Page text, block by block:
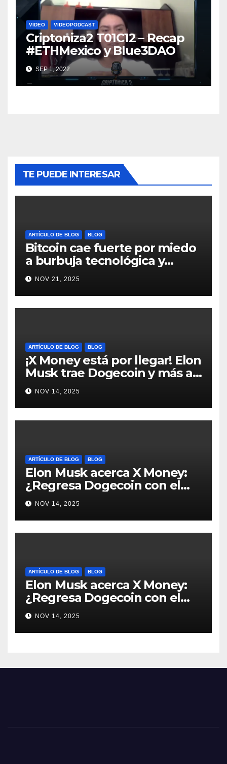
VIDEO VIDEOPODCAST
Criptoniza2 T01C12 – Recap
#ETHMexico y Blue3DAO
SEP 1, 2022
TE PUEDE INTERESAR
ARTÍCULO DE BLOG BLOG
Bitcoin cae fuerte por miedo
a burbuja tecnológica y
nervios en AI #crypto
#Bitcoin
NOV 21, 2025
ARTÍCULO DE BLOG BLOG
¡X Money está por llegar! Elon
Musk trae Dogecoin y más al
mundo de pagos #Crypto
#Dogecoin
NOV 14, 2025
ARTÍCULO DE BLOG BLOG
Elon Musk acerca X Money:
¿Regresa Dogecoin con el
nuevo pago nativo? #Cripto
#Dogecoin
NOV 14, 2025
ARTÍCULO DE BLOG BLOG
Elon Musk acerca X Money:
¿Regresa Dogecoin con el
nuevo pago nativo? #Cripto
#Dogecoin
NOV 14, 2025